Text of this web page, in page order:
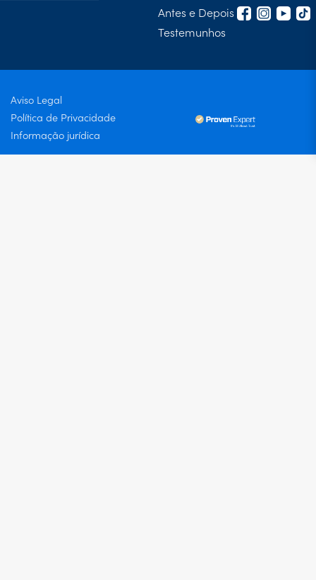
Antes e Depois
Testemunhos
Aviso Legal
Política de Privacidade
Informação jurídica